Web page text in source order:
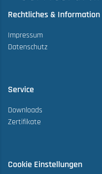
Rechtliches & Information
Impressum
Datenschutz
Service
Downloads
Zertifikate
Cookie Einstellungen